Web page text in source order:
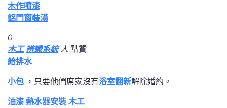
木作噴漆
鋁門窗裝潢
0
木工 辨識系統 人 點贊
給排水
小包 ，只要他們席家沒有浴室翻新解除婚約。
油漆 熱水器安裝 木工